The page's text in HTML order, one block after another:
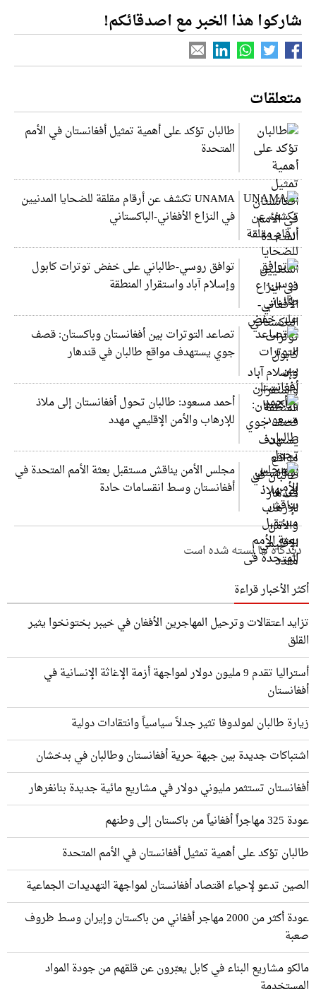
شاركوا هذا الخبر مع اصدقائكم!
متعلقات
طالبان تؤكد على أهمية تمثيل أفغانستان في الأمم
المتحدة
UNAMA تكشف عن أرقام مقلقة للضحايا المدنيين
في النزاع الأفغاني-الباكستاني
توافق روسي-طالباني على خفض توترات كابول
وإسلام آباد واستقرار المنطقة
تصاعد التوترات بين أفغانستان وباكستان: قصف
جوي يستهدف مواقع طالبان في قندهار
أحمد مسعود: طالبان تحول أفغانستان إلى ملاذ
للإرهاب والأمن الإقليمي مهدد
مجلس الأمن يناقش مستقبل بعثة الأمم المتحدة في
أفغانستان وسط انقسامات حادة
دیدگاه ها بسته شده است
أكثر الأخبار قراءة
تزايد اعتقالات وترحيل المهاجرين الأفغان في خيبر بختونخوا يثير
القلق
أستراليا تقدم 9 مليون دولار لمواجهة أزمة الإغاثة الإنسانية في
أفغانستان
زيارة طالبان لمولدوفا تثير جدلاً سياسياً وانتقادات دولية
اشتباكات جديدة بين جبهة حرية أفغانستان وطالبان في بدخشان
أفغانستان تستثمر مليوني دولار في مشاريع مائية جديدة بنانغرهار
عودة 325 مهاجراً أفغانياً من باكستان إلى وطنهم
طالبان تؤكد على أهمية تمثيل أفغانستان في الأمم المتحدة
الصين تدعو لإحياء اقتصاد أفغانستان لمواجهة التهديدات الجماعية
عودة أكثر من 2000 مهاجر أفغاني من باكستان وإيران وسط ظروف
صعبة
مالكو مشاريع البناء في كابل يعبّرون عن قلقهم من جودة المواد
المستخدمة